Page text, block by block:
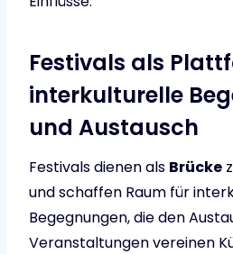
Festivals als
interkulturelle
und Austausch
Festivals dienen als Brücke
und schaffen Raum für
Begegnungen, die den
Veranstaltungen vereinen